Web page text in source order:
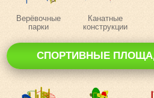
Верёвочные
парки
Канатные
конструкции
СПОРТИВНЫЕ